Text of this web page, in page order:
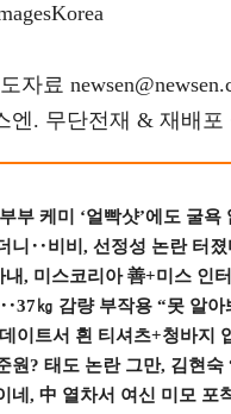
자료
. 무단전재 & 재배포
부 케미 ‘얼빡샷’에도 굴욕
니‥비비, 선정성 논란 터졌
내, 미스코리아 善+미스 인
㎏ 감량 부작용 “못 알아
이트서 흰 티셔츠+청바지
원? 태도 논란 그만, 김현숙
네, 中 열차서 여신 미모 포